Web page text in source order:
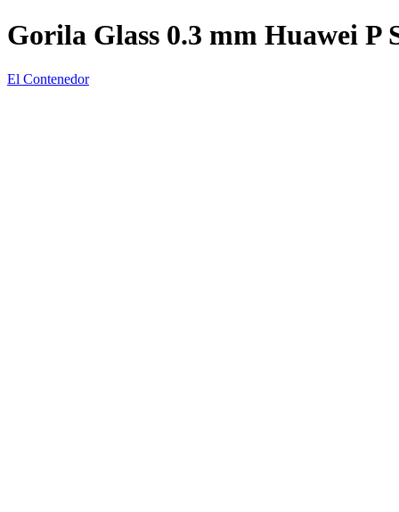
Gorila Glass 0.3 mm Huawei P
El Contenedor